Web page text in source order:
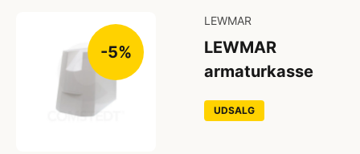
-5%
LEWMAR
LEWMAR
armaturkasse
UDSALG